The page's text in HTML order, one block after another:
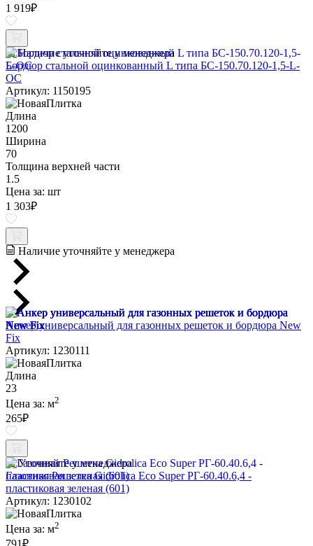
1 919₽
Наличие уточняйте у менеджера
Бордюр стальной оцинкованный L типа БС-150.70.120-1,5-L-
ОС
Артикул: 1150195
Длина
1200
Ширина
70
Толщина верхней части
1.5
Цена за: шт
1 303₽
Наличие уточняйте у менеджера
Анкер универсальный для газонных решеток и бордюра New
Fix
Артикул: 1230111
Длина
23
Цена за: м2
265₽
Уточняйте у менеджера
Газонная Решетка Gidrolica Eco Super РГ-60.40.6,4 -
пластиковая зеленая (601)
Артикул: 1230102
Цена за: м2